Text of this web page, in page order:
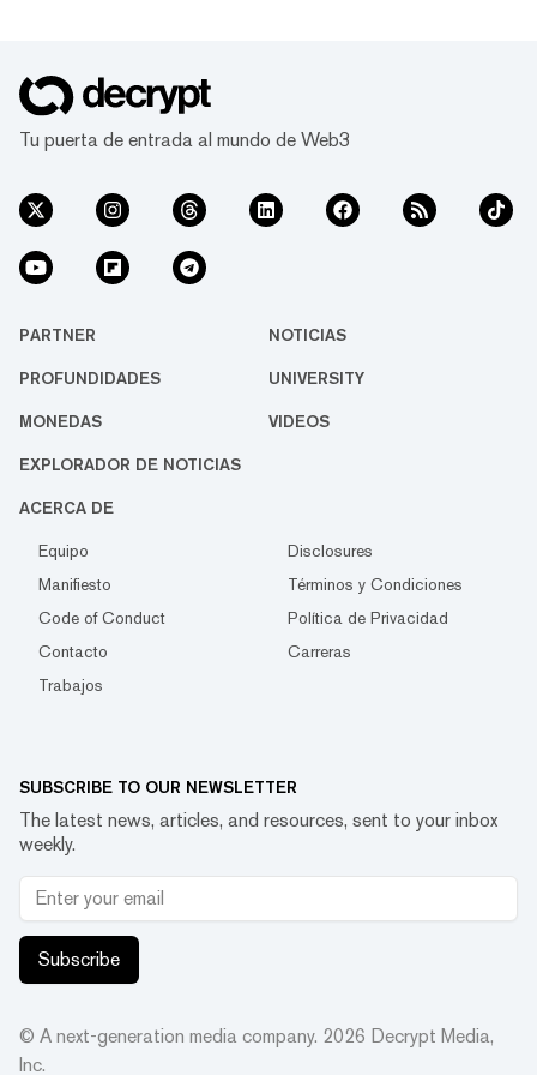
Tu puerta de entrada al mundo de Web3
PARTNER NOTICIAS
PROFUNDIDADES UNIVERSITY
MONEDAS VIDEOS
EXPLORADOR DE NOTICIAS
ACERCA DE
Equipo
Disclosures
Manifiesto
Términos y Condiciones
Code of Conduct
Política de Privacidad
Contacto
Carreras
Trabajos
SUBSCRIBE TO OUR NEWSLETTER
The latest news, articles, and resources, sent to your inbox
weekly.
Subscribe
© A next-generation media company. 2026 Decrypt Media,
Inc.